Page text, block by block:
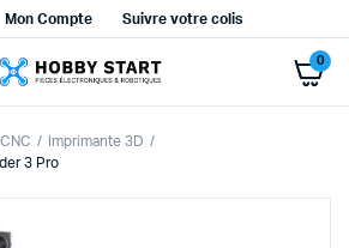
Mon Compte Suivre votre colis
0
Imprimante 3D
3 Pro